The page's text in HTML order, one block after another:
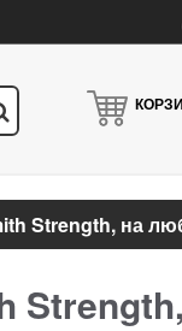
Strength, на